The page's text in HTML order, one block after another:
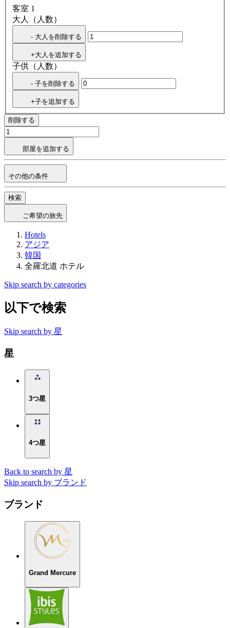
客室 1
大人（人数）
- 大人を削除する
+大人を追加する
子供（人数）
- 子を削除する
+子を追加する
削除する
部屋を追加する
その他の条件
検索
ご希望の旅先
Hotels
アジア
韓国
全羅北道 ホテル
Skip search by categories
以下で検索
Skip search by 星
星
3つ星
4つ星
Back to search by 星
Skip search by ブランド
ブランド
Grand Mercure